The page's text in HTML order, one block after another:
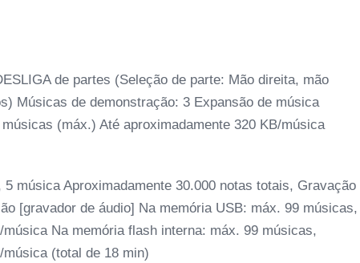
de partes (Seleção de parte: Mão direita, mão
Músicas de demonstração: 3 Expansão de música
(máx.) Até aproximadamente 320 KB/música
música Aproximadamente 30.000 notas totais, Gravação
[gravador de áudio] Na memória USB: máx. 99 músicas,
Na memória flash interna: máx. 99 músicas,
(total de 18 min)